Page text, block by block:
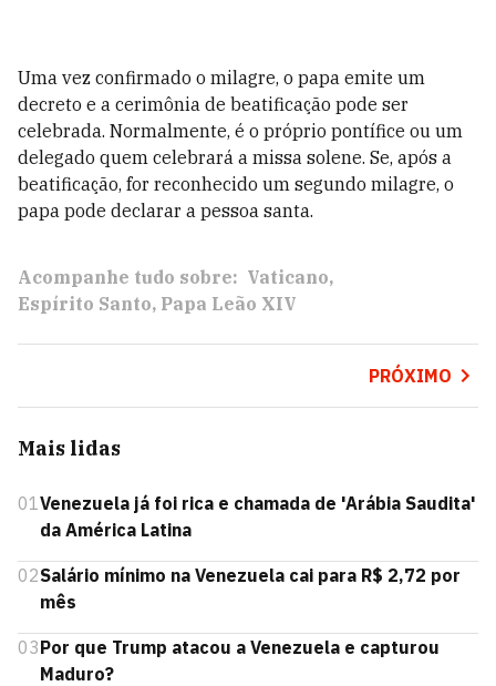
Uma vez confirmado o milagre, o papa emite um
decreto e a cerimônia de beatificação pode ser
celebrada. Normalmente, é o próprio pontífice ou um
delegado quem celebrará a missa solene. Se, após a
beatificação, for reconhecido um segundo milagre, o
papa pode declarar a pessoa santa.
Acompanhe tudo sobre: Vaticano
Espírito Santo Papa Leão XIV
PRÓXIMO
Mais lidas
01Venezuela já foi rica e chamada de 'Arábia Saudita'
da América Latina
02Salário mínimo na Venezuela cai para R$ 2,72 por
mês
03Por que Trump atacou a Venezuela e capturou
Maduro?